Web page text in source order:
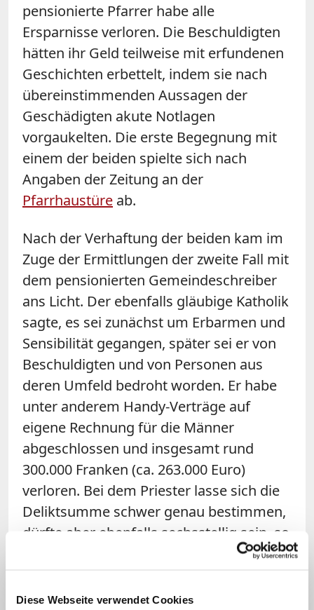
Diese Webseite verwendet Cookies
pensionierte Pfarrer habe alle
Ersparnisse verloren. Die Beschuldigten
hätten ihr Geld teilweise mit erfundenen
Geschichten erbettelt, indem sie nach
übereinstimmenden Aussagen der
Geschädigten akute Notlagen
vorgaukelten. Die erste Begegnung mit
einem der beiden spielte sich nach
Angaben der Zeitung an der
Pfarrhaustüre ab.
Nach der Verhaftung der beiden kam im
Zuge der Ermittlungen der zweite Fall mit
dem pensionierten Gemeindeschreiber
ans Licht. Der ebenfalls gläubige Katholik
sagte, es sei zunächst um Erbarmen und
Sensibilität gegangen, später sei er von
Beschuldigten und von Personen aus
deren Umfeld bedroht worden. Er habe
unter anderem Handy-Verträge auf
eigene Rechnung für die Männer
abgeschlossen und insgesamt rund
300.000 Franken (ca. 263.000 Euro)
verloren. Bei dem Priester lasse sich die
Deliktsumme schwer genau bestimmen,
dürfte aber ebenfalls sechsstellig sein, so
Mutmaßliche Erpresser in der